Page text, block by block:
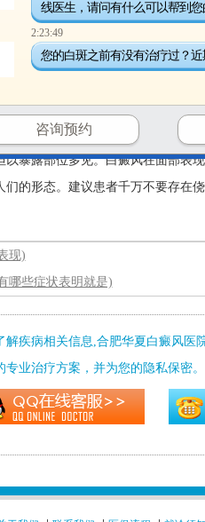
斑病情有哪些症状(会有什
斑，原受损部位白斑逐渐放大，
分布，进展期白斑可互相融合并
暴露部位多见。白癜风在面部表
的形态。建议患者千万不要存在
现)
哪些症状表明就是)
疾病相关信息,合肥华夏白癜风医
业治疗方案，并为您的隐私保密。
线医生，请问有什么可以帮到您
2:23:49
您的白斑之前有没有治疗过？
咨询预约